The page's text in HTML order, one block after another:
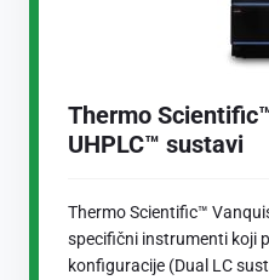
Thermo
UHPLC™ sustavi
Thermo Scientific™
specifični instrumenti koji
konfiguracije (Dual LC